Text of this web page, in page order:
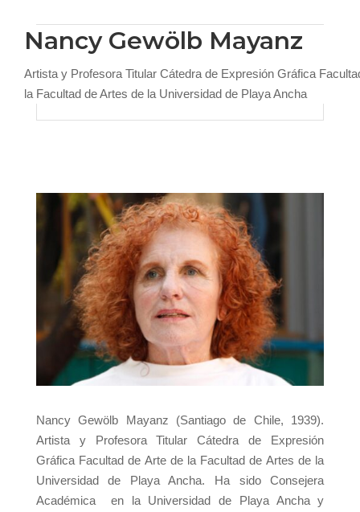
Nancy Gewölb Mayanz
Artista y Profesora Titular Cátedra de Expresión Gráfica
la Facultad de Artes de la Universidad de Playa Ancha
Nancy Gewölb Mayanz (Santiago de Chile, 1939).
Artista y Profesora Titular Cátedra de Expresión
Gráfica Facultad de Arte de la Facultad de Artes de la
Universidad de Playa Ancha. Ha sido Consejera
Académica en la Universidad de Playa Ancha y